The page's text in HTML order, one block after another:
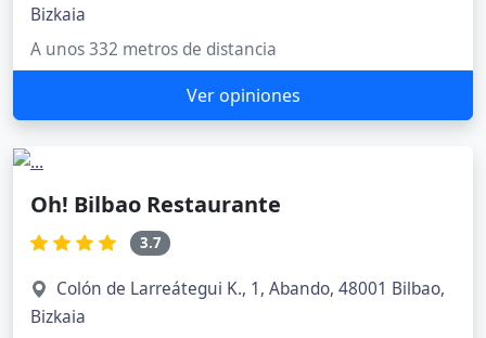
Bizkaia
A unos 332 metros de distancia
Ver opiniones
Oh! Bilbao Restaurante
3.7
Colón de Larreátegui K., 1, Abando, 48001 Bilbao,
Bizkaia